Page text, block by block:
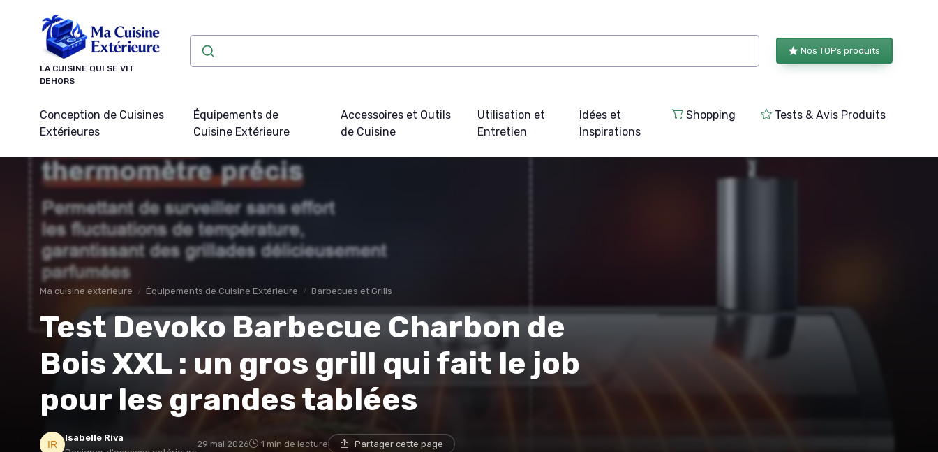
LA CUISINE QUI SE VIT
DEHORS
Nos TOPs produits
Conception de Cuisines
Extérieures
Équipements de
Cuisine Extérieure
Accessoires et Outils
de Cuisine
Utilisation et
Entretien
Idées et
Inspirations
Shopping Tests & Avis Produits
Ma cuisine exterieure Équipements de Cuisine Extérieure Barbecues et Grills
Test Devoko Barbecue Charbon de
Bois XXL : un gros grill qui fait le job
pour les grandes tablées
Isabelle Riva
29 mai 2026 1 min de lecture Partager cette page